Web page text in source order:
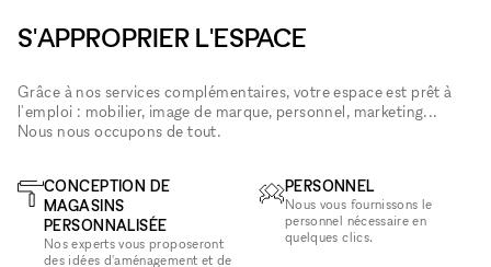
S'APPROPRIER L'ESPACE
Grâce à nos services complémentaires, votre espace est prêt à
l'emploi : mobilier, image de marque, personnel, marketing...
Nous nous occupons de tout.
CONCEPTION DE
MAGASINS
PERSONNALISÉE
Nos experts vous proposeront
des idées d'aménagement et de
PERSONNEL
Nous vous fournissons le
personnel nécessaire en
quelques clics.